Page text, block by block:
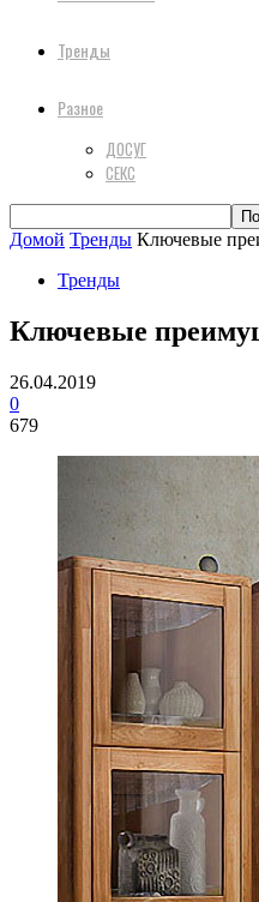
Тренды
Разное
ДОСУГ
СЕКС
Домой Тренды Ключевые
Тренды
Ключевые
26.04.2019
0
679